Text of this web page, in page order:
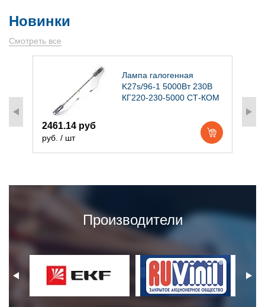
Новинки
Смотреть все
Лампа галогенная
K27s/96-1 5000Вт 230В
КГ220-230-5000 СТ-КОМ
2461.14 руб
руб. / шт
Производители